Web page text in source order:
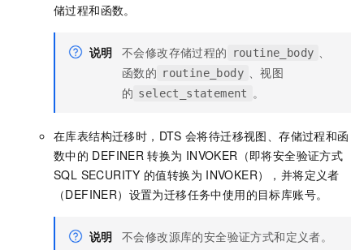
储过程和函数。
说明 不会修改存储过程的 routine_body
函数的 routine_body
、视图
的 select_statement 。
在库表结构迁移时，DTS 会将待迁移视图、存储过程和函
数中的 DEFINER 转换为 INVOKER（即将安全验证方式
SQL SECURITY 的值转换为 INVOKER），并将定义者
（DEFINER）设置为迁移任务中使用的目标库账号。
说明 不会修改源库的安全验证方式和定义者。